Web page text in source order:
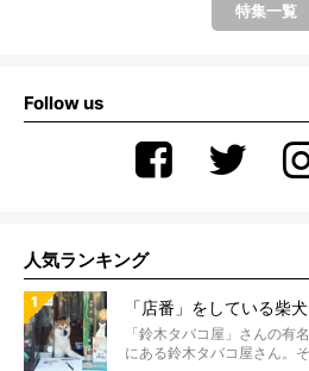
特集一覧
Follow us
人気ランキング
「店番」をしている柴
「鈴木タバコ屋」さんの有
にある鈴木タバコ屋さん。